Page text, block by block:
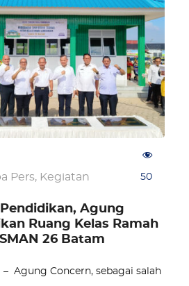
Pers, Kegiatan 50
Agung
Ruang Kelas Ramah
26 Batam
Agung Concern, sebagai salah